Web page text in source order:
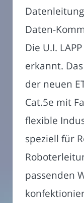
Daten-
Die U.I.
erkannt.
der neuen
Cat.5e mit
flexible
speziell für
passenden